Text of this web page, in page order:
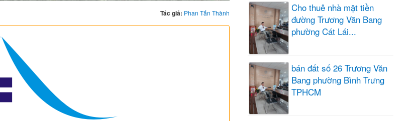
Tác giả: Phan Tấn Thành
Cho thuê nhà mặt tiền
đường Trương Văn Bang
phường Cát Lái...
bán đất số 26 Trương Văn
Bang phường Bình Trưng
TPHCM